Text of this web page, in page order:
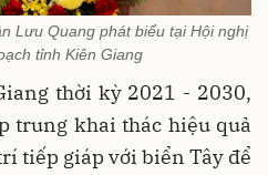
Lưu Quang phát biểu tại Hội nghị
tỉnh Kiên Giang
thời kỳ 2021 - 2030,
trung khai thác hiệu quả
tiếp giáp với biển Tây để